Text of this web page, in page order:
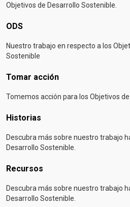
Objetivos de Desarrollo Sostenible.
ODS
Nuestro trabajo en respecto a los
Sostenible
Tomar acción
Tomemos acción para los Objetivos
Historias
Descubra más sobre nuestro trabajo
Desarrollo Sostenible.
Recursos
Descubra más sobre nuestro trabajo
Desarrollo Sostenible.